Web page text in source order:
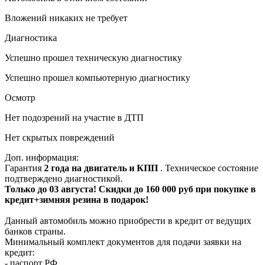
Вложений никаких не требует
Диагностика
Успешно прошел техническую диагностику
Успешно прошел компьютерную диагностику
Осмотр
Нет подозрений на участие в ДТП
Нет скрытых повреждений
Доп. информация:
Гарантия 2 года на двигатель и КПП . Техническое состояние
подтверждено диагностикой.
Только до 03 августа! Скидки до 160 000 руб при покупке в
кредит+зимняя резина в подарок!
Данный автомобиль можно приобрести в кредит от ведущих
банков страны.
Минимальный комплект документов для подачи заявки на
кредит:
- паспорт РФ